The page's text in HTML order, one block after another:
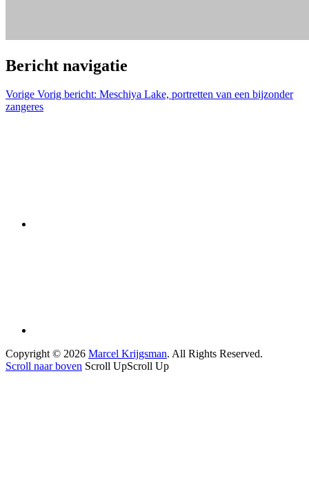
Bericht navigatie
Vorige Vorig bericht: Meschiya Lake, portretten van een bijzonder
zangeres
Copyright © 2026 Marcel Krijgsman. All Rights Reserved.
Scroll naar boven Scroll UpScroll Up